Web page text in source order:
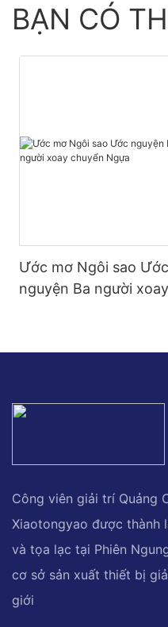
BẠN CÓ
Ước mơ Ngôi sao Ước
nguyện Ba người xoay
Công viên giải trí Quảng
Xiaotongyao được thành
và tọa lạc tại Phiên
cơ sở sản xuất thiết bị
giới